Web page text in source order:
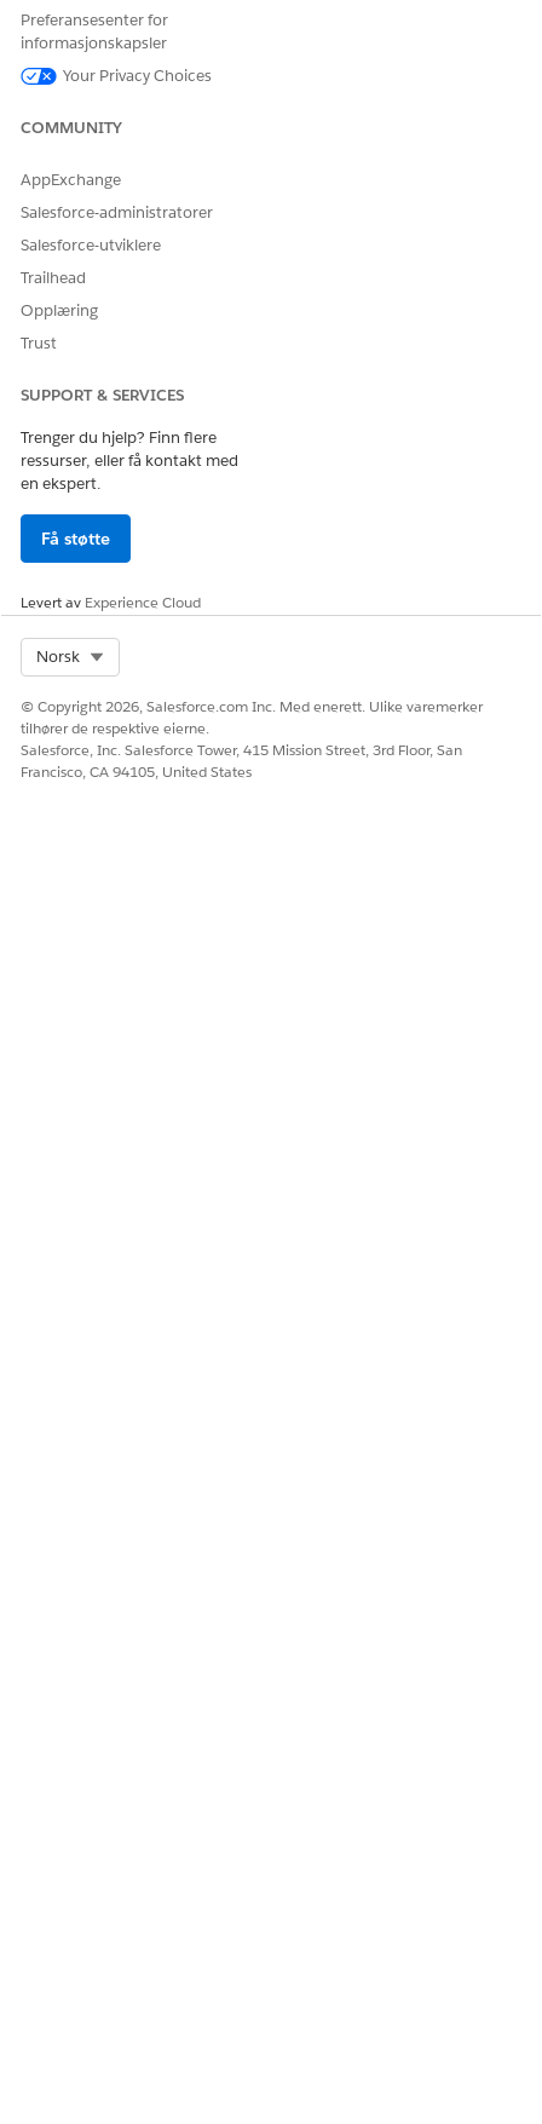
Konto + behandlingsleverandør
Spørring
Presentasjon
Disse felttypene er berettiget til globale søk:
Formel (med returtypen Tekst)
Valgliste (med i18n-støtte for etiketter)
Tekst.
HJALP DENNE ARTIKKELEN MED Å LØSE PROBLEMET DITT?
La oss få vite det slik at vi kan forbedre!
Preferansesenter for
informasjonskapsler
Your Privacy Choices
COMMUNITY
AppExchange
Salesforce-administratorer
Salesforce-utviklere
Trailhead
Opplæring
Trust
SUPPORT & SERVICES
Trenger du hjelp? Finn flere
ressurser, eller få kontakt med
en ekspert.
Få støtte
Levert av Experience Cloud
Norsk
© Copyright 2026, Salesforce.com Inc. Med enerett. Ulike varemerker
tilhører de respektive eierne.
Salesforce, Inc. Salesforce Tower, 415 Mission Street, 3rd Floor, San
Francisco, CA 94105, United States